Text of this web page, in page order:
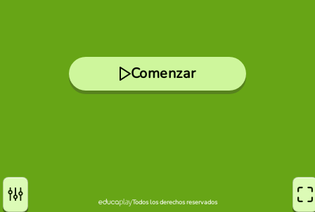
Comenzar
Todos los derechos reservados